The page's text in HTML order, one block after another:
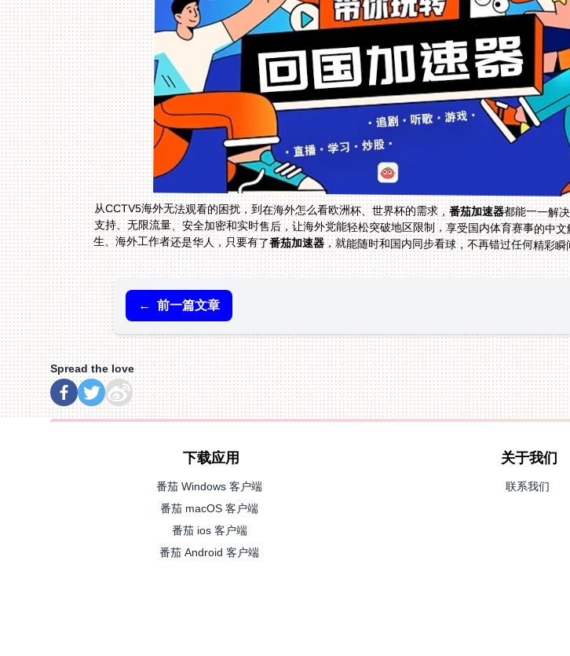
从CCTV5海外无法观看的困扰，到在海外怎么看欧洲杯、世界杯的需求，番茄加速器都能一一解
支持、无限流量、安全加密和实时售后，
生、海外工作者还是华人，只要有了番茄加速器，就能随时和国内同步看球，不再错过任何精彩瞬
← 前一篇文章
Spread the love
下载应用
番茄 Windows 客户端
番茄 macOS 客户端
番茄 ios 客户端
番茄 Android 客户端
关于我们
联系我们